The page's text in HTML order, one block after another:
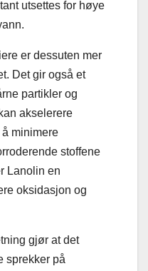
utsettes for høye
er dessuten mer
Det gir også et
partikler og
akselerere
minimere
stoffene
Lanolin en
oksidasjon og
gjør at det
sprekker på